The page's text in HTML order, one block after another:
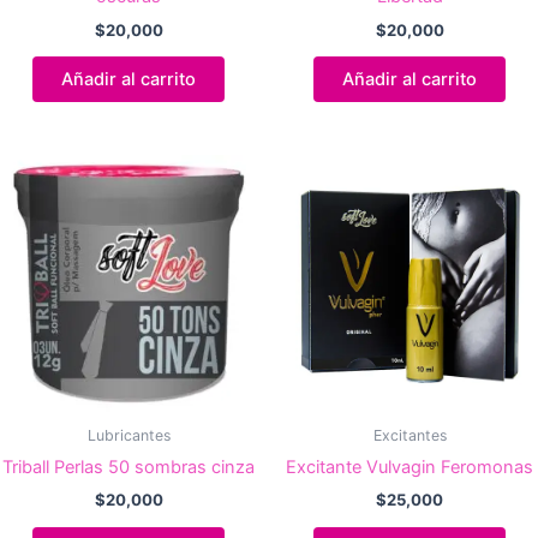
$20,000
Añadir al carrito
$20,000
Añadir al carrito
Lubricantes
Triball Perlas 50 sombras cinza
$20,000
Excitantes
Excitante Vulvagin Feromonas
$25,000